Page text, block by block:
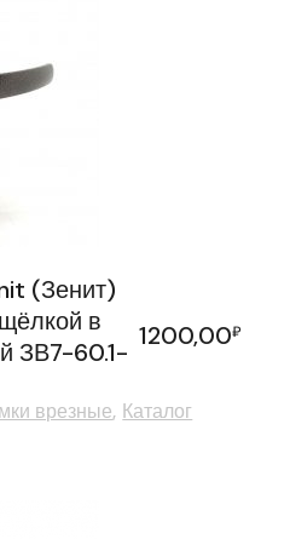
(Зенит)
в
ЗВ7-60.1-
1200,00₽
врезные Каталог